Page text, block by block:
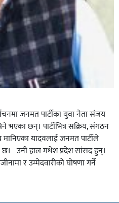
जनमत पार्टीका युवा नेता संजय
भएका छन्। पार्टीभित्र सक्रिय, संगठन
मानिएका यादवलाई जनमत पार्टीले
छ। उनी हाल मधेश प्रदेश सांसद हुन्।
र उम्मेदवारीको घोषणा गर्ने